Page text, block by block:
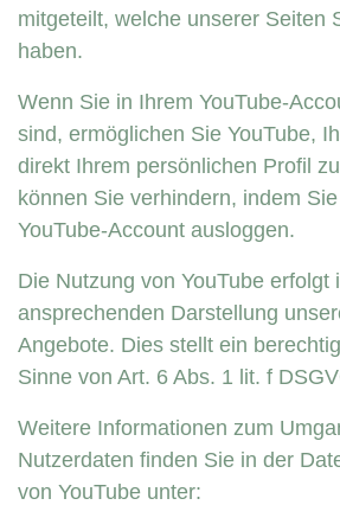
mitgeteilt, welche unserer Seiten
haben.
Wenn Sie in Ihrem YouTube-
sind, ermöglichen Sie YouTube,
direkt Ihrem persönlichen Profil
können Sie verhindern, indem
YouTube-Account ausloggen.
Die Nutzung von YouTube erfolgt
ansprechenden Darstellung
Angebote. Dies stellt ein
Sinne von Art. 6 Abs. 1 lit. f
Weitere Informationen zum
Nutzerdaten finden Sie in der
von YouTube unter: